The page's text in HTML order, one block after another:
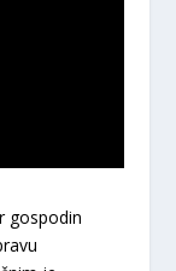
gospodin